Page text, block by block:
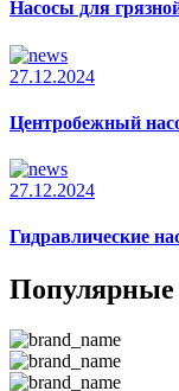
Насосы для
27.12.2024
Центробежный
27.12.2024
Гидравлические
Популярные